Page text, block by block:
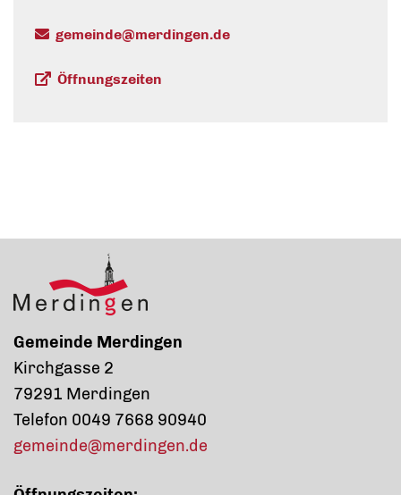
gemeinde@merdingen.de
Öffnungszeiten
Gemeinde Merdingen
Kirchgasse 2
79291 Merdingen
Telefon 0049 7668 90940
gemeinde@merdingen.de